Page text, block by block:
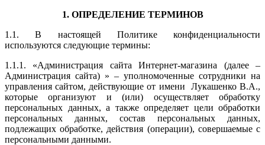
1. ОПРЕДЕЛЕНИЕ ТЕРМИНОВ
1.1. В настоящей Политике конфиденциальности
используются следующие термины:
1.1.1. «Администрация сайта Интернет-магазина (далее –
Администрация сайта) » – уполномоченные сотрудники на
управления сайтом, действующие от имени Лукашенко В.А.,
которые организуют и (или) осуществляет обработку
персональных данных, а также определяет цели обработки
персональных данных, состав персональных данных,
подлежащих обработке, действия (операции), совершаемые с
персональными данными.